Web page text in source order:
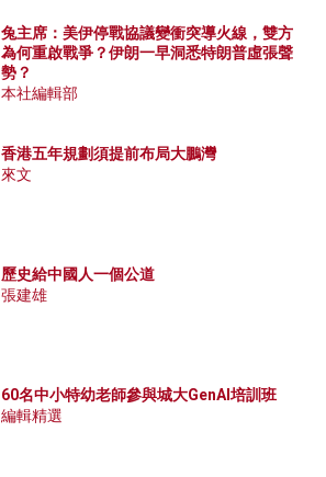
兔主席：美伊停戰協議變衝突導火線，雙方
為何重啟戰爭？伊朗一早洞悉特朗普虛張聲
勢？
本社編輯部
香港五年規劃須提前布局大鵬灣
來文
歷史給中國人一個公道
張建雄
60名中小特幼老師參與城大GenAI培訓班
編輯精選